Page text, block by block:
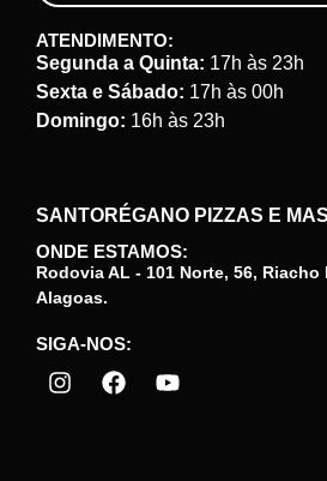
ATENDIMENTO:
Segunda a Quinta: 17h às 23h
Sexta e Sábado: 17h às 00h
Domingo: 16h às 23h
SANTORÉGANO PIZZAS E
ONDE ESTAMOS:
Rodovia AL - 101 Norte, 56, Riacho
Alagoas.
SIGA-NOS: